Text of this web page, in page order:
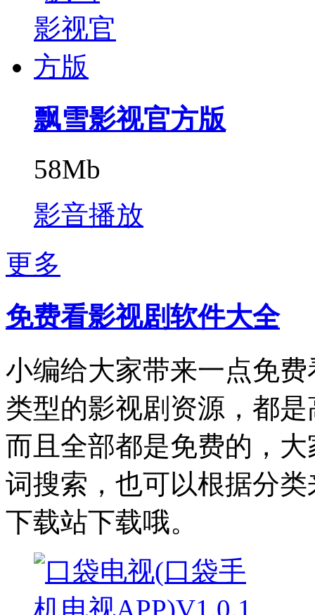
飘雪影视官方版
58Mb
影音播放
更多
免费看影视剧软件大全
小编给大家带来一点免
类型的影视剧资源，都
而且全部都是免费的，
词搜索，也可以根据分
下载站下载哦。